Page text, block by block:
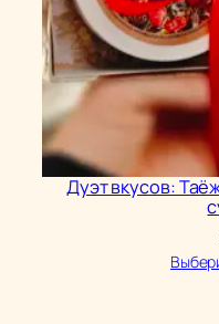
Дуэт вкусов: